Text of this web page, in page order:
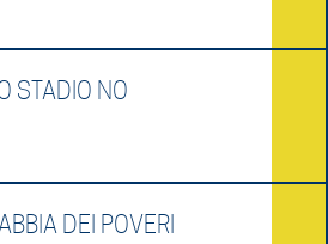
STADIO NO
DEI POVERI